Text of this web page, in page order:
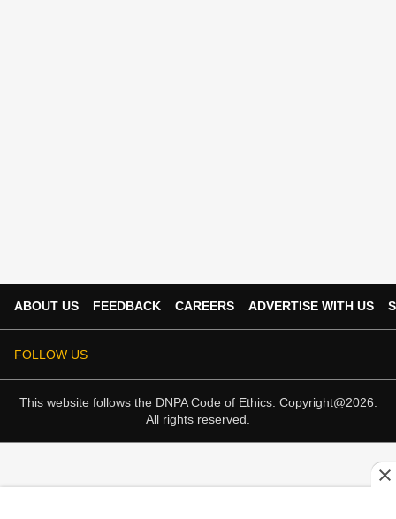
ABOUT US FEEDBACK CAREERS ADVERTISE WITH US
FOLLOW US
This website follows the DNPA Code of Ethics. Copyright@2026.
All rights reserved.